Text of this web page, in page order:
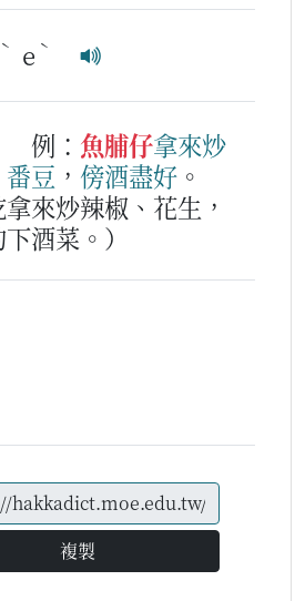
ˋ e ˋ
例： 魚脯仔拿來炒
番豆 ， 傍酒盡好 。
拿來炒辣椒、花生，
酒菜。）
複製